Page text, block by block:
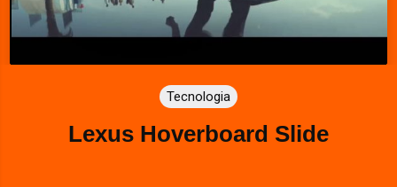
l
a
y
V
Tecnologia
Lexus Hoverboard Slide